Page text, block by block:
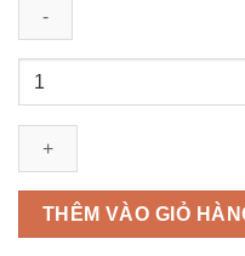
Neomax
Hợp
chất
thấm
đàn
THÊM VÀO GIỎ